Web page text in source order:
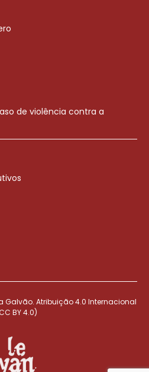
de violência contra a
Galvão. Atribuição 4.0 Internacional
BY 4.0)